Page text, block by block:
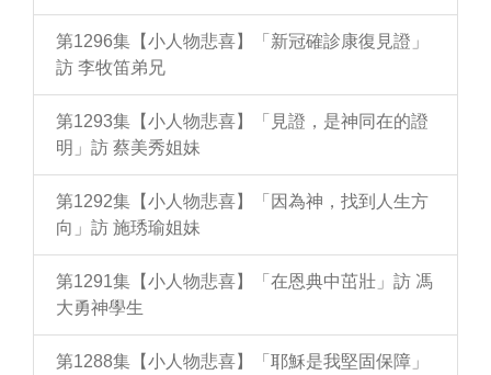
第1296集【小人物悲喜】「新冠確診康復見證」
訪 李牧笛弟兄
第1293集【小人物悲喜】「見證，是神同在的證
明」訪 蔡美秀姐妹
第1292集【小人物悲喜】「因為神，找到人生方
向」訪 施琇瑜姐妹
第1291集【小人物悲喜】「在恩典中茁壯」訪 馮
大勇神學生
第1288集【小人物悲喜】「耶穌是我堅固保障」